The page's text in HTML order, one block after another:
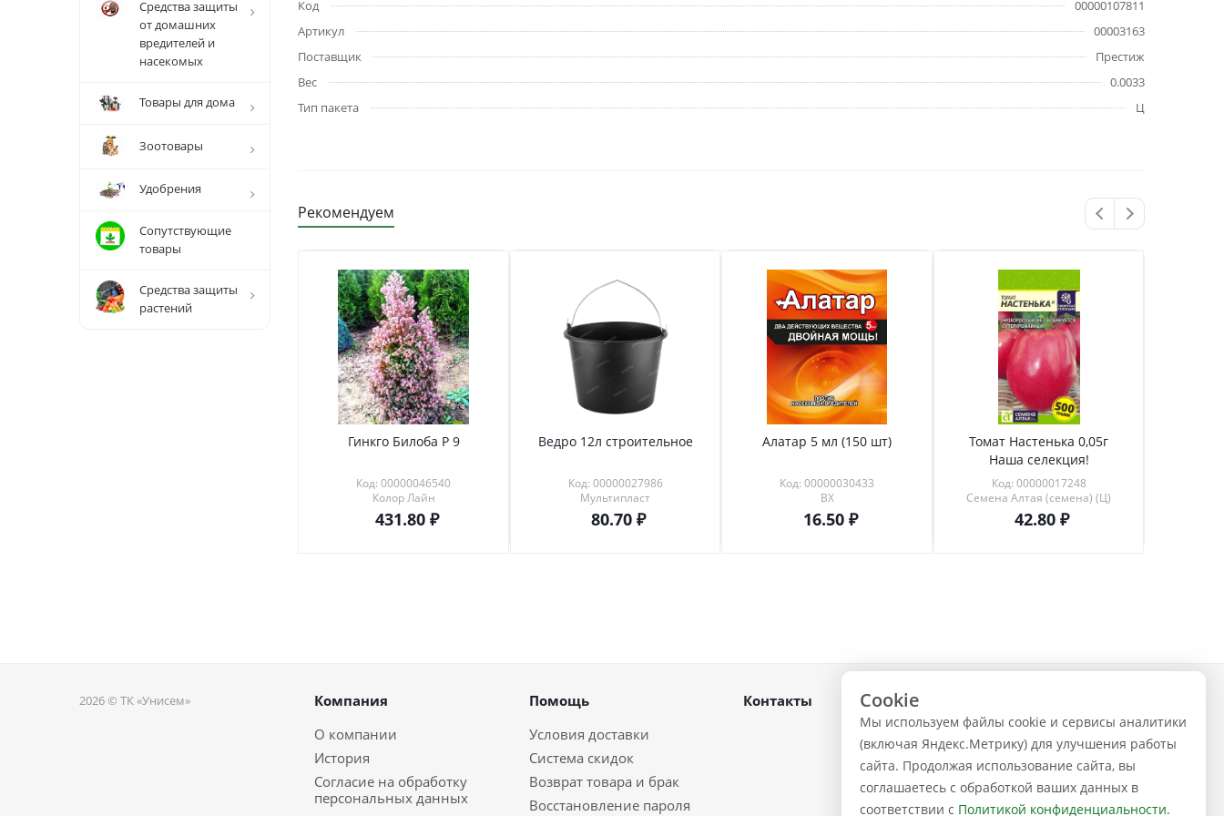
Код
00000107811
Артикул
00003163
Поставщик
Престиж
Вес
0.0033
Тип пакета
Ц
Рекомендуем
Гинкго Билоба Р 9
Код: 00000046540
Колор Лайн
431.80
Ведро 12л строительное
Код: 00000027986
Мультипласт
80.70
Алатар 5 мл (150 шт)
Код: 00000030433
ВХ
16.50
Томат Настенька 0,05г
Наша селекция!
Код: 00000017248
Семена Алтая (семена) (Ц)
42.80
Средства защиты
от домашних
вредителей и
насекомых
Товары для дома
Зоотовары
Удобрения
Сопутствующие
товары
Средства защиты
растений
2026 © ТК «Унисем»
Компания
О компании
История
Согласие на обработку
персональных данных
Помощь
Условия доставки
Система скидок
Возврат товара и брак
Восстановление пароля
Контакты
ЗАКАЗАТЬ ЗВОНОК
Cookie
Мы используем файлы cookie и сервисы аналитики
(включая Яндекс.Метрику) для улучшения работы
сайта. Продолжая использование сайта, вы
соглашаетесь с обработкой ваших данных в
соответствии с Политикой конфиденциальности.